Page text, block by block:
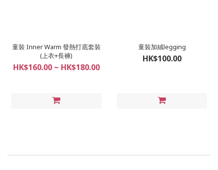
童裝 Inner Warm 發熱打底套裝
(上衣+長褲)
HK$160.00 ~ HK$180.00
童裝加絨legging
HK$100.00